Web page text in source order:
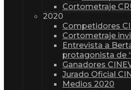
Cortometraje
2020
Competidores
Cortometraje
Entrevista a
protagonista de
Ganadores
Jurado Oficial
Medios 2020